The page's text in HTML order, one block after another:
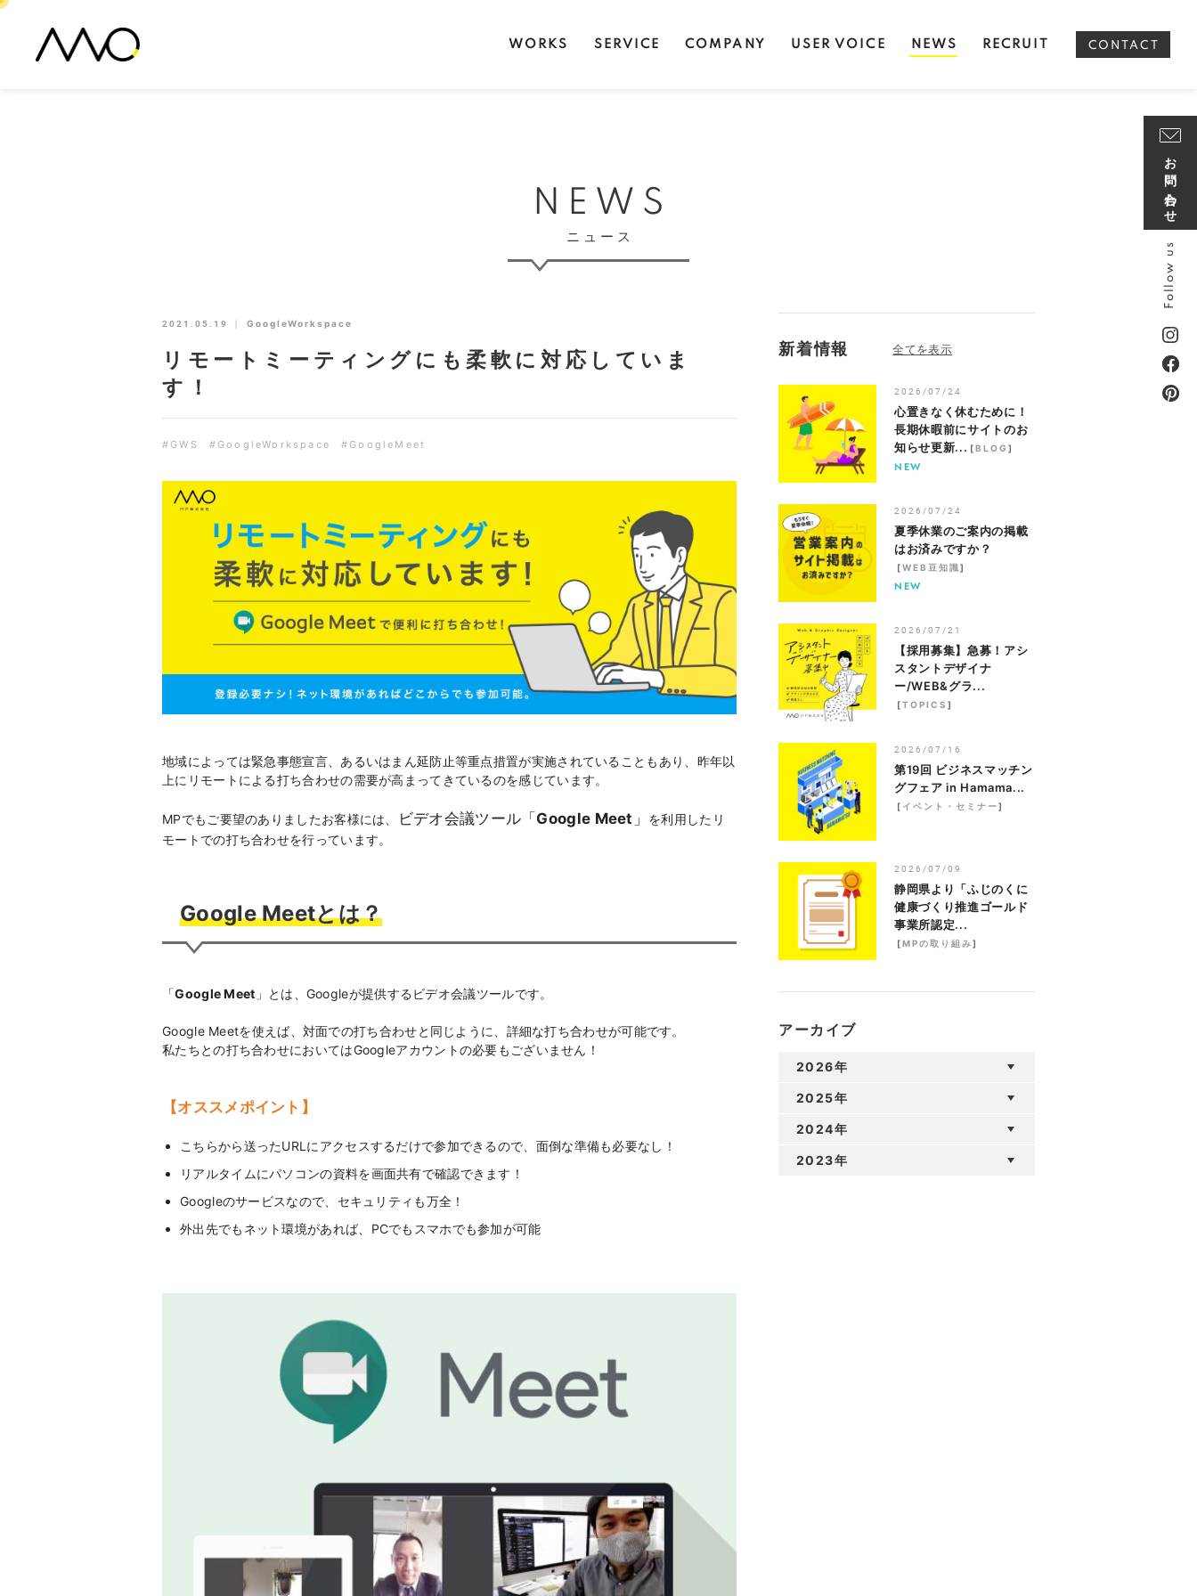
WORKS SERVICE COMPANY USER VOICE NEWS RECRUIT CONTACT
NEWS
ニュース
2021.05.19 ｜ GoogleWorkspace
リモートミーティングにも柔軟に対応していま
す！
#GWS #GoogleWorkspace #GoogleMeet
地域によっては緊急事態宣言、あるいはまん延防止等重点措置が実施されていることもあり、昨年以
上にリモートによる打ち合わせの需要が高まってきているのを感じています。
MPでもご要望のありましたお客様には、 ビデオ会議ツール「 Google Meet 」
を利用したリ
モートでの打ち合わせを行っています。
Google Meetとは？
「Google Meet 」とは、Googleが提供するビデオ会議ツールです。
Google Meetを使えば、対面での打ち合わせと同じように、詳細な打ち合わせが可能です。
私たちとの打ち合わせにおいてはGoogleアカウントの必要もございません！
【オススメポイント】
こちらから送ったURLにアクセスするだけで参加できるので、面倒な準備も必要なし！
リアルタイムにパソコンの資料を画面共有で確認できます！
Googleのサービスなので、セキュリティも万全！
外出先でもネット環境があれば、PCでもスマホでも参加が可能
新着情報
2026/07/24
心置きなく休むために！
長期休暇前にサイトのお
知らせ更新... [BLOG]
NEW
2026/07/24
夏季休業のご案内の掲載
はお済みですか？
[WEB豆知識]
NEW
2026/07/21
【採用募集】急募！アシ
スタントデザイナ
ー/WEB&グラ...
[TOPICS ]
2026/07/16
第19回 ビジネスマッチン
グフェア in Hamama...
[ イベント・セミナー]
2026/07/09
静岡県より「ふじのくに
健康づくり推進ゴールド
事業所認定...
[MPの取り組み]
アーカイブ
2026年
2025年
2024年
2023年
お問い合わせ
Follow us